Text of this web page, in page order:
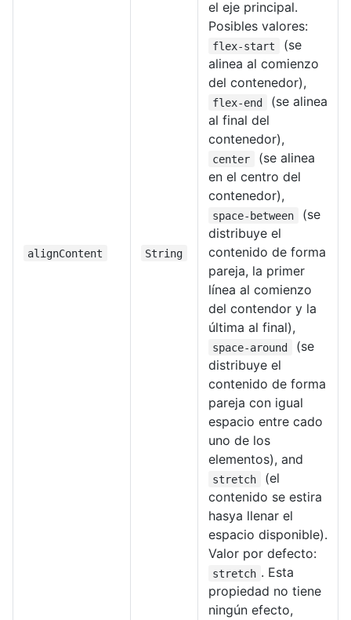
alignContent String
el eje principal.
Posibles valores:
flex-start
(se
alinea al comienzo
del contenedor),
flex-end
(se alinea
al final del
contenedor),
center
(se alinea
en el centro del
contenedor),
space-between
(se
distribuye el
contenido de forma
pareja, la primer
línea al comienzo
del contendor y la
última al final),
space-around
(se
distribuye el
contenido de forma
pareja con igual
espacio entre cado
uno de los
elementos), and
stretch
(el
contenido se estira
hasya llenar el
espacio disponible).
Valor por defecto:
stretch . Esta
propiedad no tiene
ningún efecto,